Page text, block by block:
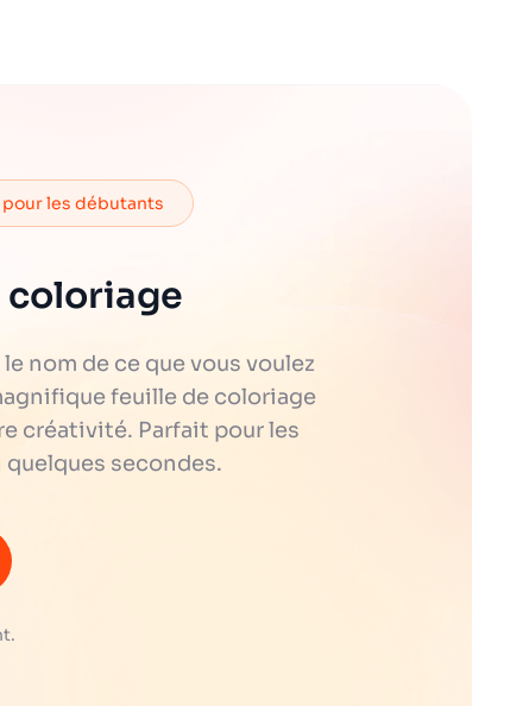
les débutants
coloriage
nom de ce que vous voulez
feuille de coloriage
créativité. Parfait pour les
secondes.